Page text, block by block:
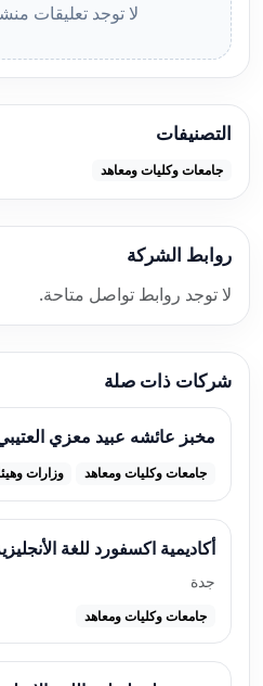
لا توجد تعليقات
التصنيفات
جامعات وكليات ومعاهد
روابط الشركة
لا توجد روابط تواصل متاحة.
شركات ذات صلة
مخبز عائشه عبيد معزي
جامعات وكليات ومعاهد وزارات
أكاديمية اكسفورد للغة
جدة
جامعات وكليات ومعاهد